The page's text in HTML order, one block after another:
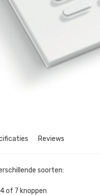
Reviews
soorten:
of 7 knoppen